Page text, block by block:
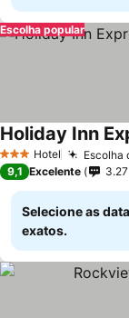
Escolha popular
3 EstrelasHotel Escolha
Ver preços
9,1 Excelente
Selecione as
exatos.